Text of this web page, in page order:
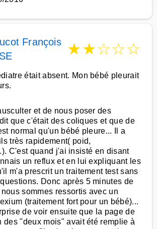
François ★★☆☆☆
était absent. Mon bébé pleurait
et de nous poser des
que c'était des coliques et que de
normal qu'un bébé pleure... Il a
très rapidement( poid,
C'est quand j'ai insisté en disant
un reflux et en lui expliquant les
m'a prescrit un traitement test sans
Donc après 5 minutes de
sommes ressortis avec un
(traitement fort pour un bébé)...
de voir ensuite que la page de
des "deux mois" avait été remplie à